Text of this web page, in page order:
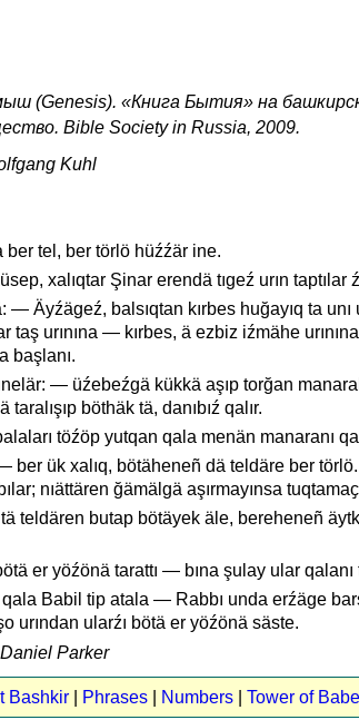
(Genesis). «Книга Бытия» на
Bible Society in Russia, 2009.
Kuhl
ber tel, ber törlö hüźźär ine.
xalıqtar Şinar erendä tıgeź urın taptılar
— Äyźägeź, balsıqtan kırbes huğayıq ta unı
taş urınına — kırbes, ä ezbiz iźmähe
başlanı.
— üźebeźgä kükkä aşıp torğan
taralışıp böthäk tä, danıbıź qalır.
töźöp yutqan qala menän manaranı
ber ük xalıq, bötäheneñ dä teldäre ber
nıättären ğämälgä aşırmayınsa
teldären butap bötäyek äle, bereheneñ
er yöźönä tarattı — bına şulay ular qalanı
qala Babil tip atala — Rabbı unda erźäge
urından ularźı bötä er yöźönä säste.
Parker
Bashkir Phrases Numbers Tower of Babel